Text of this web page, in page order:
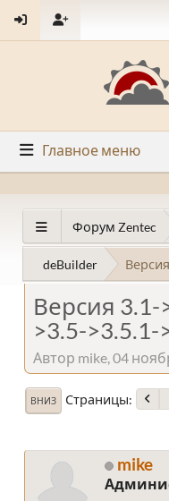
Главное меню
Форум Zentec
deBuilder
Версия 3.1-
>3.5->3.5.1-
Автор mike, 04
ВНИЗ Страницы
mike